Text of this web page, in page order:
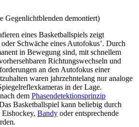
Gegenlichtblenden demontiert)
eines Basketballspiels zeigt
Schwäche eines Autofokus’. Durch
in Bewegung sind, mit schnellem
Richtungswechseln und
an den Autofokus einer
waren jahrzehntelang nur analoge
in der Lage.
dem Phasendetektionsprinzip
Basketballspiel kann beliebig durch
Bandy oder entsprechende